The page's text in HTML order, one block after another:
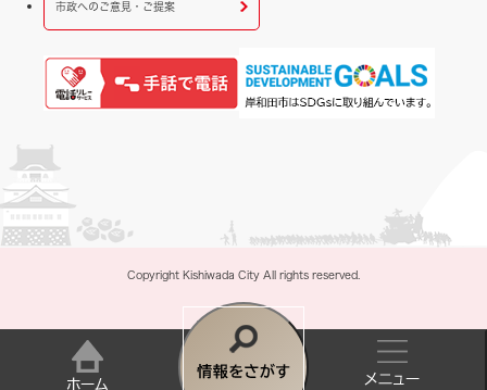
情
市政へのご意見・ご提案
Copyright Kishiwada City All rights reserved.